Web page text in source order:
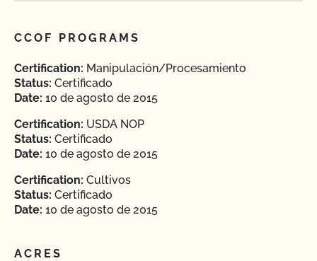
CCOF PROGRAMS
Certification: Manipulación/Procesamiento
Status: Certificado
Date: 10 de agosto de 2015
Certification: USDA NOP
Status: Certificado
Date: 10 de agosto de 2015
Certification: Cultivos
Status: Certificado
Date: 10 de agosto de 2015
ACRES